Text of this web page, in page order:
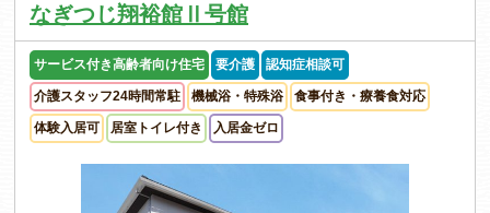
なぎつじ翔裕館Ⅱ号館
サービス付き高齢者向け住宅 要介護 認知症相談可
介護スタッフ24時間常駐 機械浴・特殊浴 食事付き・療養食対応
体験入居可 居室トイレ付き 入居金ゼロ